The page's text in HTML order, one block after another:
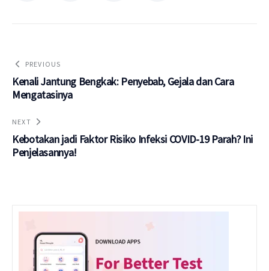
PREVIOUS
Kenali Jantung Bengkak: Penyebab, Gejala dan Cara
Mengatasinya
NEXT
Kebotakan jadi Faktor Risiko Infeksi COVID-19 Parah? Ini
Penjelasannya!